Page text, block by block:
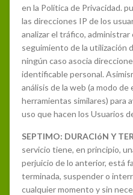
en la Política de Privacidad.
las direcciones IP de los
analizar el tráfico, administrar
seguimiento de la utilización
ningún caso asocia
identificable personal.
análisis de la web (a modo
herramientas similares) para
uso que hacen los Usuarios
SEPTIMO: DURACIóN Y
servicio tiene, en principio,
perjuicio de lo anterior, está
terminada, suspender o
cualquier momento y sin